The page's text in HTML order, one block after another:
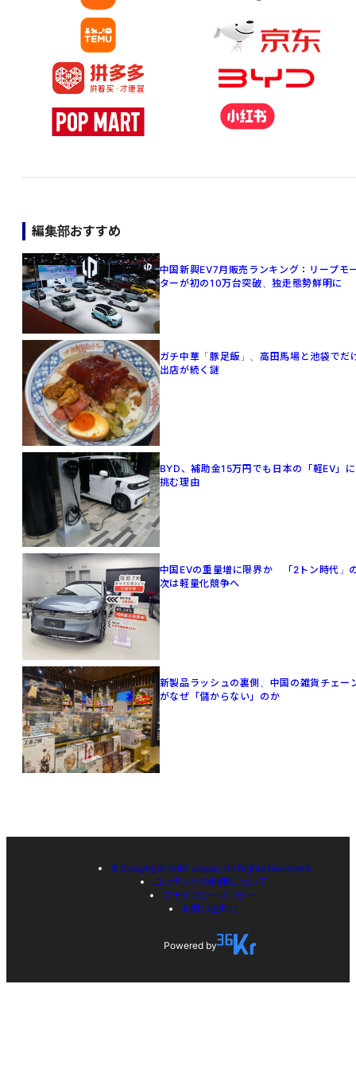
編集部おすすめ
中国新興EV7月販売ランキング：リープモ
ターが初の10万台突破、独走態勢鮮明に
ガチ中華「豚足飯」、高田馬場と池袋でだ
出店が続く謎
BYD、補助金15万円でも日本の「軽EV」に
挑む理由
中国EVの重量増に限界か 「2トン時代」
次は軽量化競争へ
新製品ラッシュの裏側、中国の雑貨チェー
がなぜ「儲からない」のか
© Copyright 36Kr Japan, All Rights Reserved
コンテンツの利用について
プライバシーポリシー
お問い合わせ
Powered by